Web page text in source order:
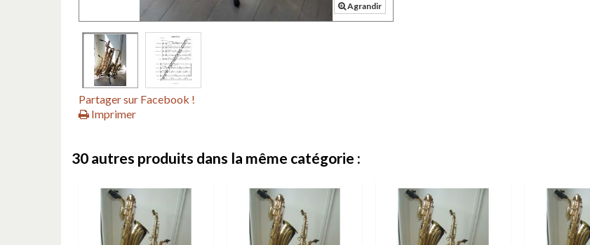
Agrandir
Partager sur Facebook !
Imprimer
30 autres produits dans la même catégorie :